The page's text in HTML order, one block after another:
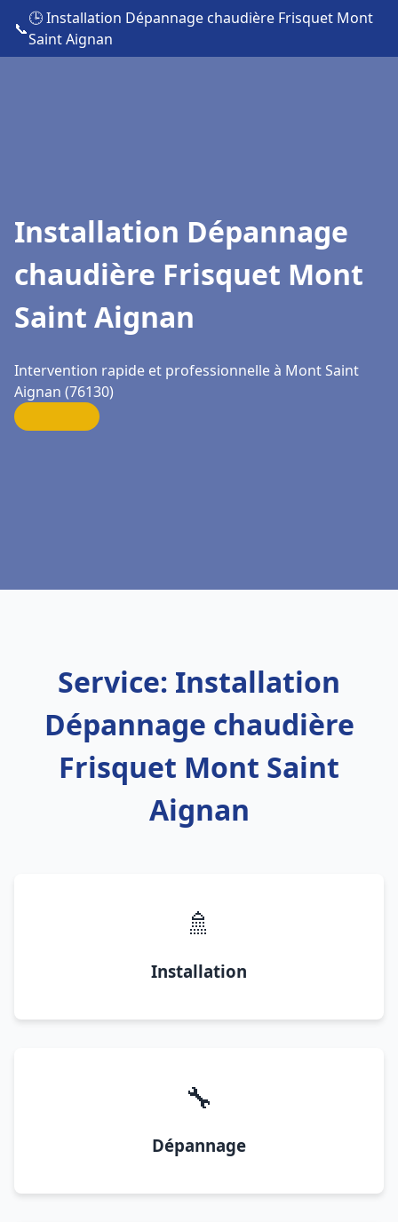
📞
🕒 Installation Dépannage chaudière Frisquet Mont
Saint Aignan
Installation Dépannage
chaudière Frisquet Mont
Saint Aignan
Intervention rapide et professionnelle à Mont Saint
Aignan (76130)
Service: Installation
Dépannage chaudière
Frisquet Mont Saint
Aignan
🚿
Installation
🔧
Dépannage